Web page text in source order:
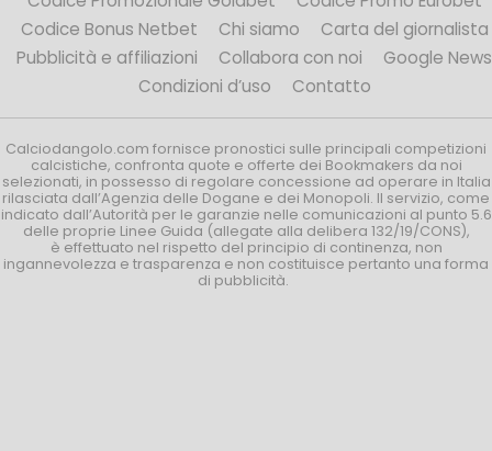
Codice Bonus Netbet
Chi siamo
Carta del giornalista
Pubblicità e affiliazioni
Collabora con noi
Google News
Condizioni d’uso
Contatto
Calciodangolo.com fornisce pronostici sulle principali competizioni
calcistiche, confronta quote e offerte dei Bookmakers da noi
selezionati, in possesso di regolare concessione ad operare in Italia
rilasciata dall’Agenzia delle Dogane e dei Monopoli. Il servizio, come
indicato dall’Autorità per le garanzie nelle comunicazioni al punto 5.6
delle proprie Linee Guida (allegate alla delibera 132/19/CONS),
è effettuato nel rispetto del principio di continenza, non
ingannevolezza e trasparenza e non costituisce pertanto una forma
di pubblicità.